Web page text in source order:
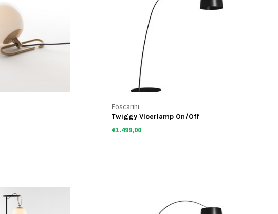
Foscarini
Twiggy Vloerlamp On/Off
€1.499,00